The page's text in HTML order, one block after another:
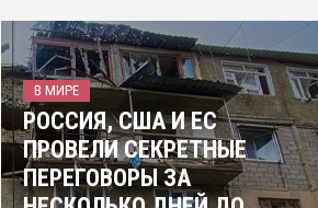
В МИРЕ
РОССИЯ, США И ЕС
ПРОВЕЛИ СЕКРЕТНЫЕ
ПЕРЕГОВОРЫ ЗА